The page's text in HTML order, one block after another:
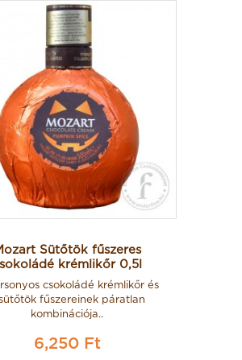
Sütőtök fűszeres
krémlikőr 0,5l
csokoládé krémlikőr és
fűszereinek páratlan
kombinációja..
6,250 Ft